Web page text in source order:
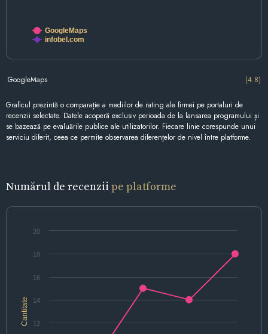
GoogleMaps
infobel.com
GoogleMaps (4.8)
Graficul prezintă o comparație a mediilor de rating ale firmei pe portaluri de
recenzii selectate. Datele acoperă exclusiv perioada de la lansarea programului și
se bazează pe evaluările publice ale utilizatorilor. Fiecare linie corespunde unui
serviciu diferit, ceea ce permite observarea diferențelor de nivel între platforme.
Numărul de recenzii pe platforme
Cantitate 12
14
16
18
20